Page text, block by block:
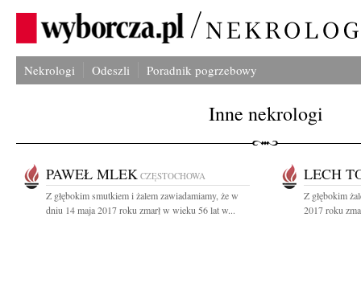
Nekrologi Odeszli Poradnik pogrzebowy
Inne nekrologi
PAWEŁ MLEK CZĘSTOCHOWA
Z głębokim smutkiem i żalem zawiadamiamy, że w
dniu 14 maja 2017 roku zmarł w wieku 56 lat w...
LECH
Z głębokim
2017 roku